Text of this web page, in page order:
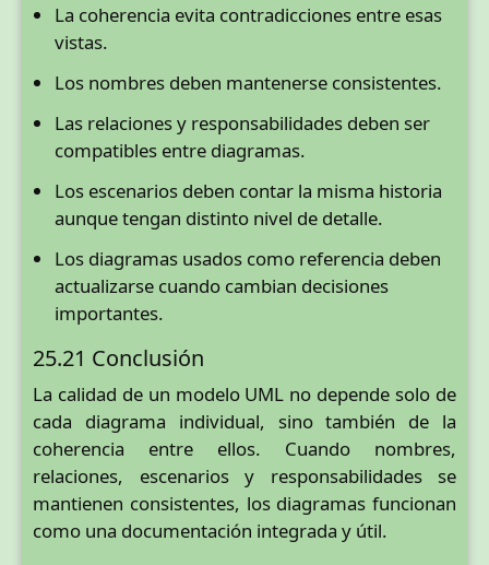
La coherencia evita contradicciones entre esas
vistas.
Los nombres deben mantenerse consistentes.
Las relaciones y responsabilidades deben ser
compatibles entre diagramas.
Los escenarios deben contar la misma historia
aunque tengan distinto nivel de detalle.
Los diagramas usados como referencia deben
actualizarse cuando cambian decisiones
importantes.
25.21 Conclusión
La calidad de un modelo UML no depende solo de
cada diagrama individual, sino también de la
coherencia entre ellos. Cuando nombres,
relaciones, escenarios y responsabilidades se
mantienen consistentes, los diagramas funcionan
como una documentación integrada y útil.